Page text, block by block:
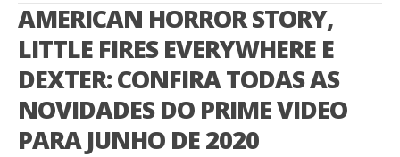
AMERICAN HORROR STORY,
LITTLE FIRES EVERYWHERE E
DEXTER: CONFIRA TODAS AS
NOVIDADES DO PRIME VIDEO
PARA JUNHO DE 2020